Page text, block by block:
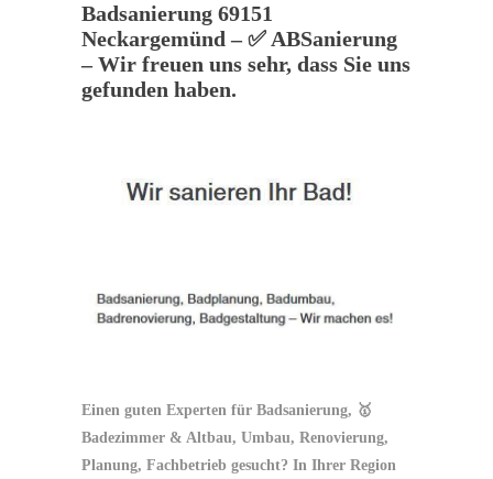
Badsanierung 69151
Neckargemünd – ✅ ABSanierung
– Wir freuen uns sehr, dass Sie uns
gefunden haben.
Einen guten Experten für Badsanierung, 🥇
Badezimmer & Altbau, Umbau, Renovierung,
Planung, Fachbetrieb gesucht? In Ihrer Region